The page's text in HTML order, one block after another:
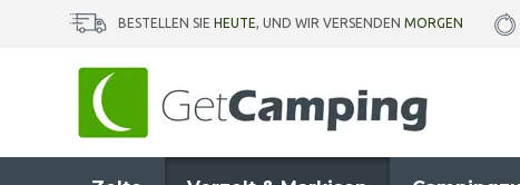
BESTELLEN SIE HEUTE, UND WIR VERSENDEN MORGEN